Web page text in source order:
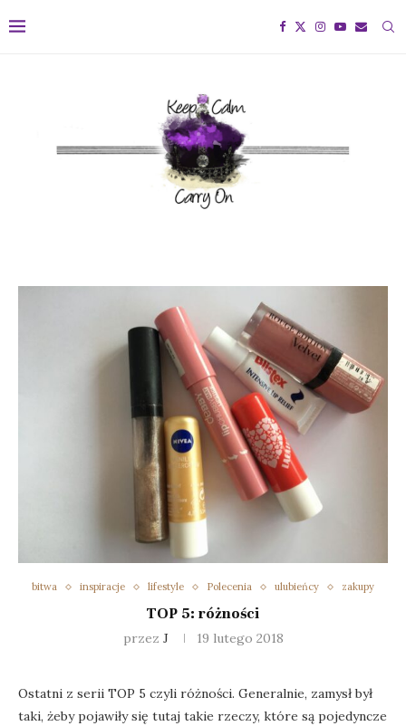
bitwa inspiracje lifestyle Polecenia ulubieńcy zakupy
TOP 5: różności
przez J 19 lutego 2018
Ostatni z serii TOP 5 czyli różności. Generalnie, zamysł był
taki, żeby pojawiły się tutaj takie rzeczy, które są pojedyncze